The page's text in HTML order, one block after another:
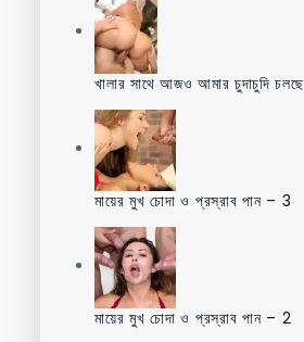
খালার সাথে আজও আমার চুদাচুদি চলছে
মায়ের মুখ চোদা ও প্রস্রাব পান – 3
মায়ের মুখ চোদা ও প্রস্রাব পান – 2